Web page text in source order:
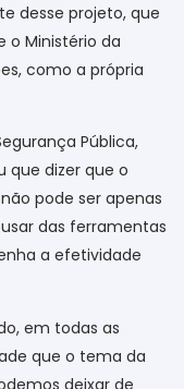
desse projeto, que
o Ministério da
como a própria
Pública,
que dizer que o
pode ser apenas
das ferramentas
a efetividade
em todas as
que o tema da
deixar de